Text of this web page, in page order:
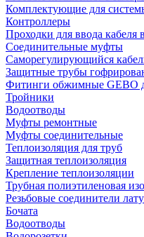
Комплектующие для
Контроллеры
Проходки для ввода кабеля
Соединительные муфты
Саморегулирующийся
Защитные трубы
Фитинги обжимные GEBO
Тройники
Водоотводы
Муфты ремонтные
Муфты соединительные
Теплоизоляция для труб
Защитная теплоизоляция
Крепление теплоизоляции
Трубная полиэтиленовая
Резьбовые соединители
Бочата
Водоотводы